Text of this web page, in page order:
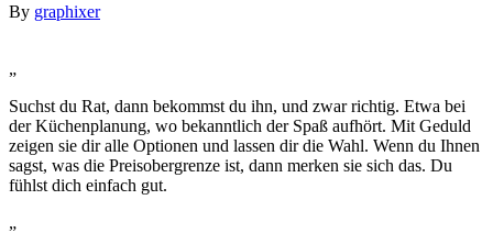
By graphixer
„
Suchst du Rat, dann bekommst du ihn, und zwar richtig. Etwa bei
der Küchenplanung, wo bekanntlich der Spaß aufhört. Mit Geduld
zeigen sie dir alle Optionen und lassen dir die Wahl. Wenn du Ihnen
sagst, was die Preisobergrenze ist, dann merken sie sich das. Du
fühlst dich einfach gut.
„